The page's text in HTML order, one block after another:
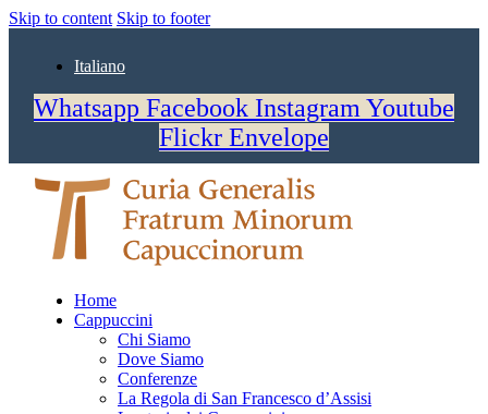
Skip to content Skip to footer
Italiano
Whatsapp Facebook Instagram Youtube
Flickr Envelope
Home
Cappuccini
Chi Siamo
Dove Siamo
Conferenze
La Regola di San Francesco d’Assisi